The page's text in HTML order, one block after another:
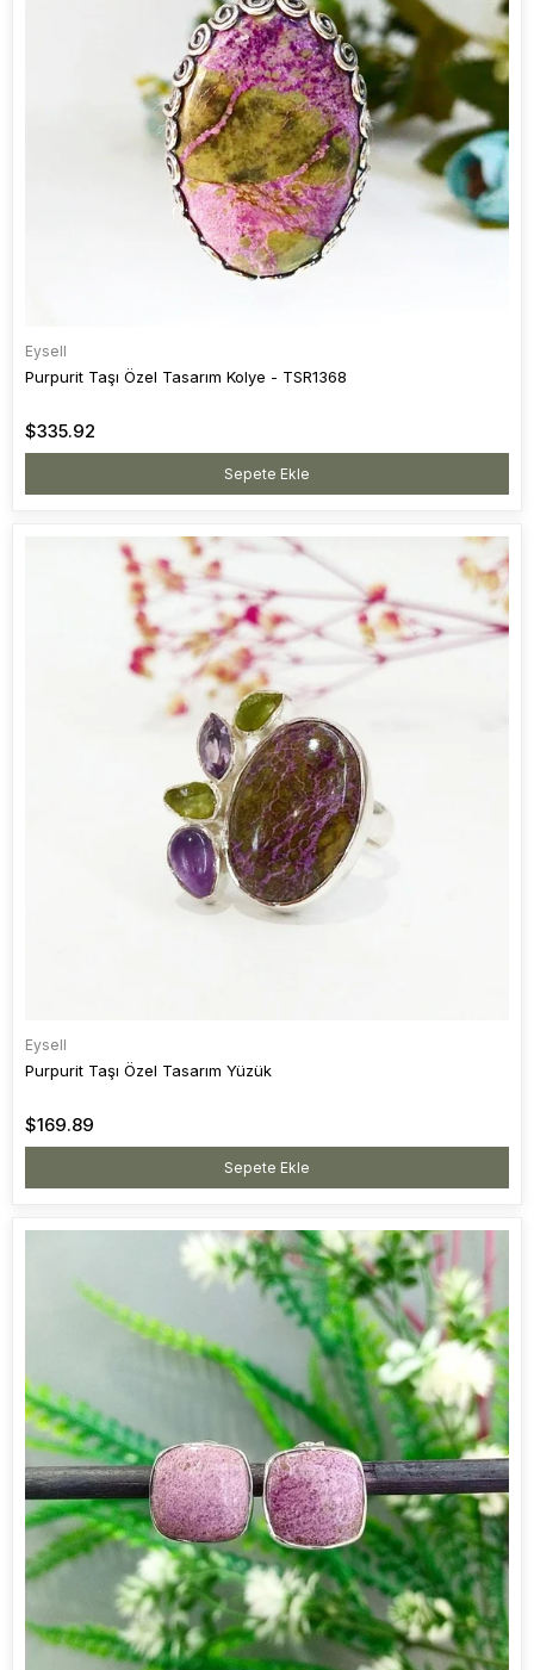
Eysell
Purpurit Taşı Özel Tasarım Kolye - TSR1368
$335.92
Sepete Ekle
Eysell
Purpurit Taşı Özel Tasarım Yüzük
$169.89
Sepete Ekle